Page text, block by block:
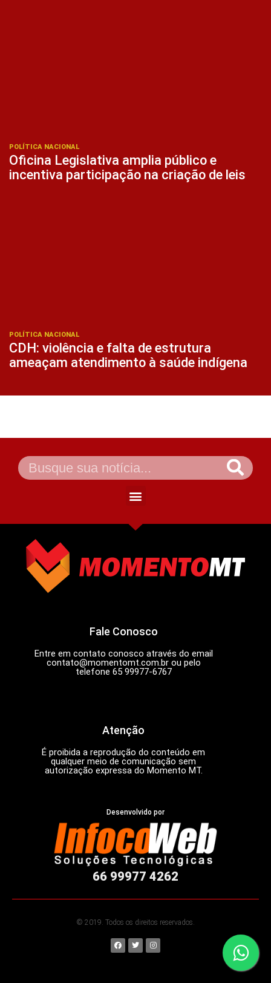
POLÍTICA NACIONAL
Oficina Legislativa amplia público e
incentiva participação na criação de leis
POLÍTICA NACIONAL
CDH: violência e falta de estrutura
ameaçam atendimento à saúde indígena
Fale Conosco
Entre em contato conosco através do email
contato@momentomt.com.brou pelo
telefone 65 99977-6767
Atenção
É proibida a reprodução do conteúdo em
qualquer meio de comunicação sem
autorização expressa do Momento MT.
Desenvolvido por
66 99977 4262
© 2019. Todos os direitos reservados.